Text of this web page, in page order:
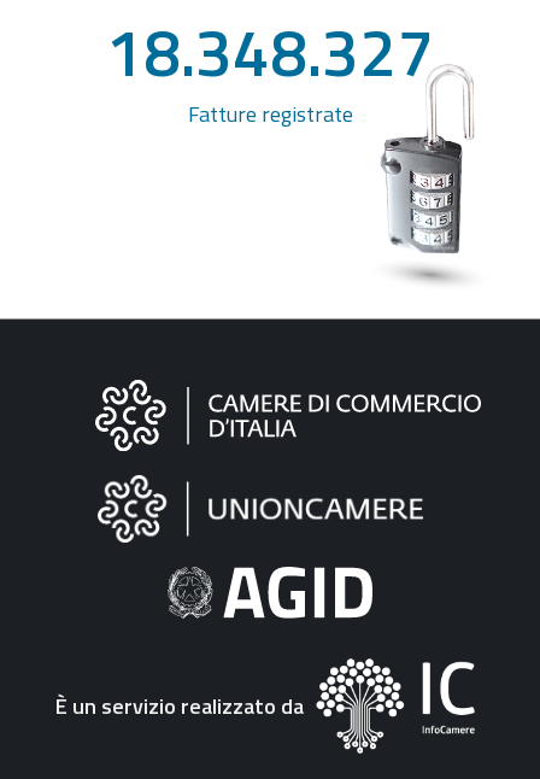
18.348.327
Fatture registrate
Informazioni
"Fattura
Elettronica"
È un servizio realizzato da